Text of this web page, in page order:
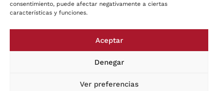
consentimiento, puede afectar negativamente a ciertas
características y funciones.
Aceptar
Denegar
Ver preferencias
Tfno: 662 187
catjerez@artisplendore.com